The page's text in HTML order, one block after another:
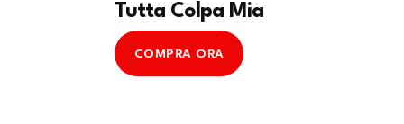
Tutta Colpa Mia
COMPRA ORA